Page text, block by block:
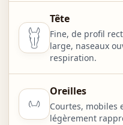
Tête
Fine, de profil
large, naseaux
respiration.
Oreilles
Courtes, mobiles
légèrement